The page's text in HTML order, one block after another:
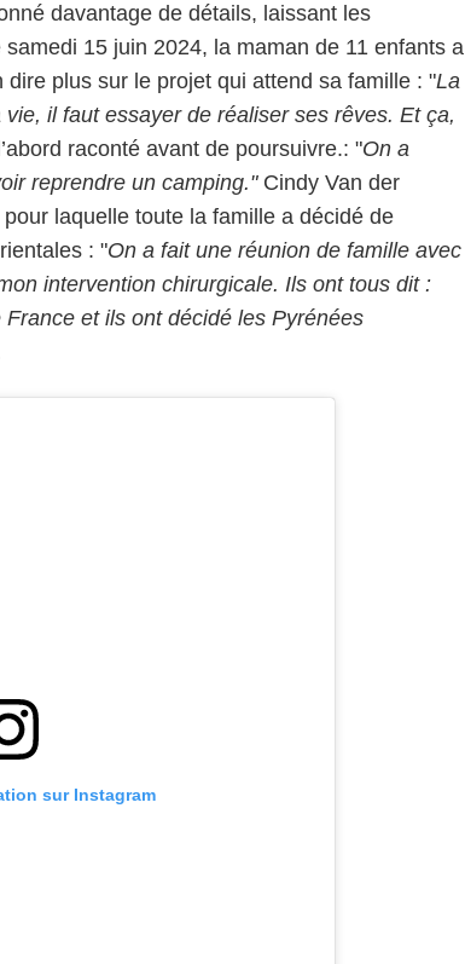
davantage de détails, laissant les
15 juin 2024, la maman de 11 enfants a
dire plus sur le projet qui attend sa famille : "La
il faut essayer de réaliser ses rêves. Et ça,
raconté avant de poursuivre.: "On a
reprendre un camping."Cindy Van der
laquelle toute la famille a décidé de
: "On a fait une réunion de famille avec
intervention chirurgicale. Ils ont tous dit :
et ils ont décidé les Pyrénées
sur Instagram